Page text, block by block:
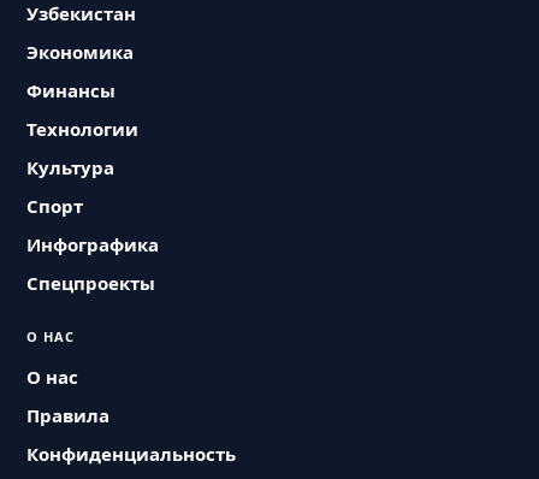
Узбекистан
Экономика
Финансы
Технологии
Культура
Спорт
Инфографика
Спецпроекты
О НАС
О нас
Правила
Конфиденциальность